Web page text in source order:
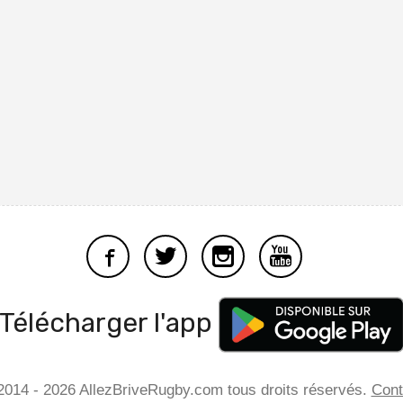
l'app
- 2026 AllezBriveRugby.com tous droits réservés.